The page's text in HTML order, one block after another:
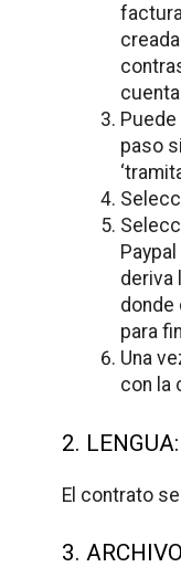
paso
deriva
donde
para
Una
con la
2. LENGUA:
El contrato
3.